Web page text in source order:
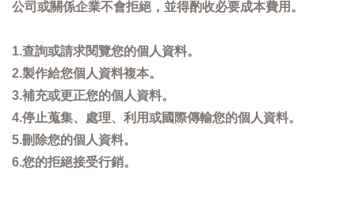
公司或關係企業不會拒絕，並得酌收必要成本費用。
1.查詢或請求閱覽您的個人資料。
2.製作給您個人資料複本。
3.補充或更正您的個人資料。
4.停止蒐集、處理、利用或國際傳輸您的個人資料。
5.刪除您的個人資料。
6.您的拒絕接受行銷。